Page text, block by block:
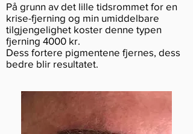
På grunn av det lille tidsrommet for en
krise-fjerning og min umiddelbare
tilgjengelighet koster denne typen
fjerning 4000 kr.
Dess fortere pigmentene fjernes, dess
bedre blir resultatet.